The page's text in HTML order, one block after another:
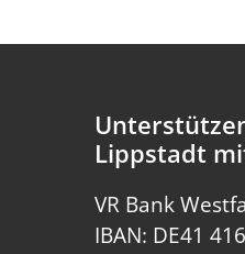
Lippstadt
VR Bank
IBAN: DE41